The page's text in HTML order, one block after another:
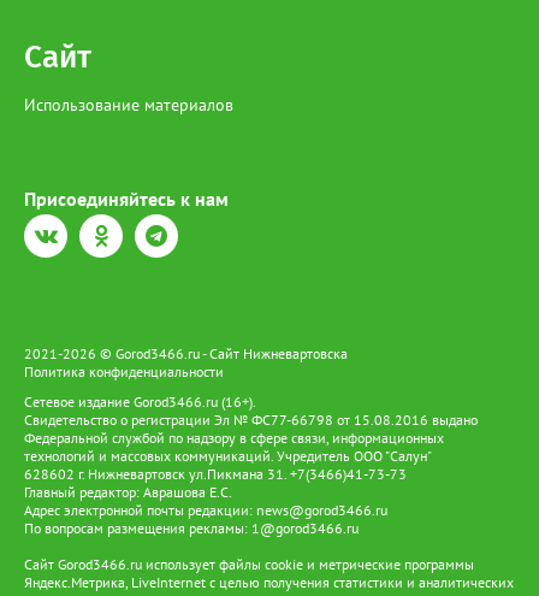
Сайт
Использование материалов
Присоединяйтесь к нам
2021-2026 © Gorod3466.ru - Сайт Нижневартовска
Политика конфиденциальности
Сетевое издание Gorod3466.ru (16+).
Свидетельство о регистрации Эл № ФС77-66798 от 15.08.2016 выдано
Федеральной службой по надзору в сфере связи, информационных
технологий и массовых коммуникаций. Учредитель ООО "Салун"
628602 г. Нижневартовск ул.Пикмана 31. +7(3466)41-73-73
Главный редактор: Аврашова Е.С.
Адрес электронной почты редакции: news@gorod3466.ru
По вопросам размещения рекламы: 1@gorod3466.ru
Сайт Gorod3466.ru использует файлы cookie и метрические программы
Яндекс.Метрика, LiveInternet с целью получения статистики и аналитических